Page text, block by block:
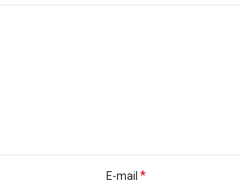
E-mail *